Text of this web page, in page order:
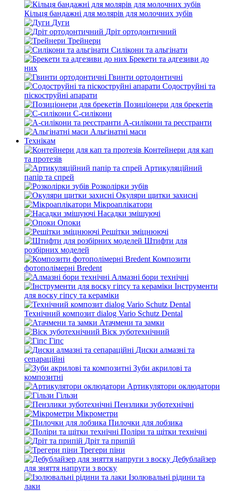
Кільця бандажні для молярів для молочних зубів
Дуги
Дріт ортодонтичний
Трейнери
Силікони та альгінати
Брекети та адгезиви до
них
Гвинти ортодонтичні
Содоструйні та
піскоструйні апарати
Позиціонери для брекетів
С-силікони
А-силікони та реєстранти
Альгінатні маси
Технікам
Контейнери для кап
та протезів
Артикуляційний
папір та спрей
Розколірки зубів
Окуляри щитки захисні
Мікроаплікатори
Насадки змішуючі
Опоки
Решітки зміцнюючі
Штифти для
розбірних моделей
Композити
фотополімерні Bredent
Алмазні бори технічні
Інструменти
для воску гіпсу та кераміки
Технічний композит dialog Vario Schutz Dental
Атачмени та замки
Віск зуботехнічний
Гіпс
Диски алмазні та
сепараційні
Зуби акрилові та
композитні
Артикулятори оклюдатори
Гільзи
Пензлики зуботехнічні
Мікрометри
Пилочки для лобзика
Поліри та щітки технічні
Дріт та припій
Трегери піни
Дебублайзер
для зняття напруги з воску
Ізолювальні рідини та
лаки